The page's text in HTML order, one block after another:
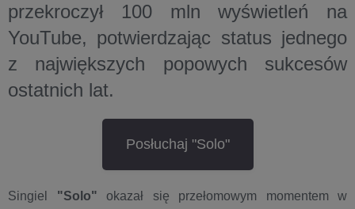
przekroczył 100 mln wyświetleń na
YouTube, potwierdzając status jednego
z największych popowych sukcesów
ostatnich lat.
Posłuchaj "Solo"
Singiel "Solo" okazał się przełomowym momentem w